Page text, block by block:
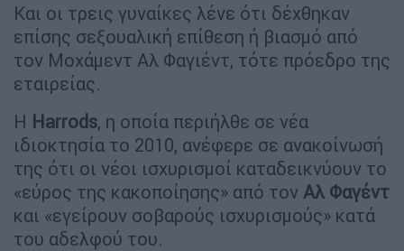
Και οι τρεις γυναίκες λένε ότι δέχθηκαν
επίσης σεξουαλική επίθεση ή βιασμό από
τον Μοχάμεντ Αλ Φαγιέντ, τότε πρόεδρο της
εταιρείας.
Η Harrods, η οποία περιήλθε σε νέα
ιδιοκτησία το 2010, ανέφερε σε ανακοίνωσή
της ότι οι νέοι ισχυρισμοί καταδεικνύουν το
«εύρος της κακοποίησης» από τον Αλ Φαγέντ
και «εγείρουν σοβαρούς ισχυρισμούς» κατά
του αδελφού του.